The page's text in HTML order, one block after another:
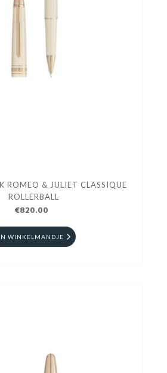
ROMEO & JULIET CLASSIQUE
ROLLERBALL
€820.00
WINKELMANDJE